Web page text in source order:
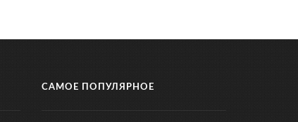
САМОЕ ПОПУЛЯРНОЕ